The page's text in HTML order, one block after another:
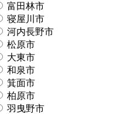
富田林市
寝屋川市
河内長野市
松原市
大東市
和泉市
箕面市
柏原市
羽曳野市